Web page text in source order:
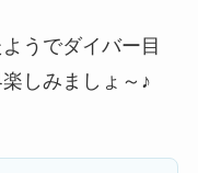
うでダイバー目
しみましょ～♪